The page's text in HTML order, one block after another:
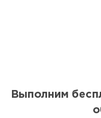
Выполним